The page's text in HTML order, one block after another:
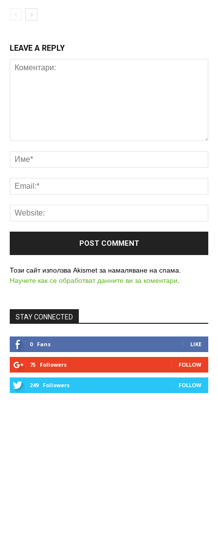
LEAVE A REPLY
Този сайт използва Akismet за намаляване на спама.
Научете как се обработват данните ви за коментари
STAY CONNECTED
0 Fans LIKE
75 Followers FOLLOW
249 Followers FOLLOW